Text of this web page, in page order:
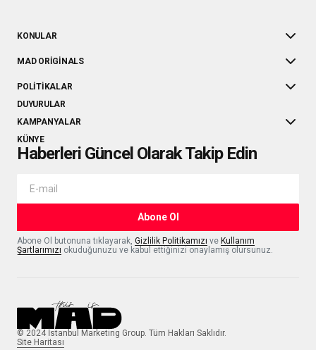
KONULAR
MAD ORIGINALS
POLITIKALAR
DUYURULAR
KAMPANYALAR
KÜNYE
Haberleri Güncel Olarak Takip Edin
Abone Ol
Abone Ol butonuna tıklayarak, Gizlilik Politikamızı ve Kullanım
Şartlarımızı okuduğunuzu ve kabul ettiğinizi onaylamış olursunuz.
© 2024 İstanbul Marketing Group. Tüm Hakları Saklıdır.
Site Haritası